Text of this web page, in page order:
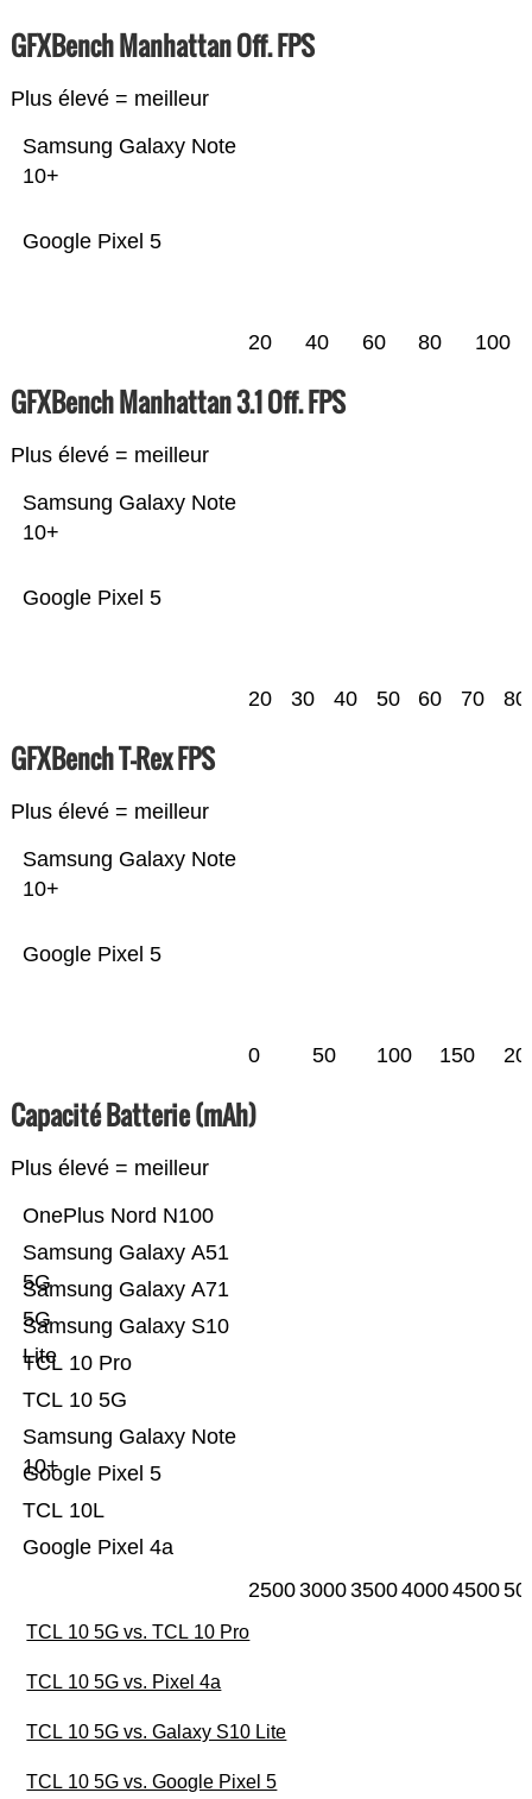
GFXBench Manhattan Off. FPS
Plus élevé = meilleur
Google Pixel 5
Samsung Galaxy Note
10+
20 40 60 80 100
GFXBench Manhattan 3.1 Off. FPS
Plus élevé = meilleur
Google Pixel 5
Samsung Galaxy Note
10+
20 30 40 50 60 70 80
GFXBench T-Rex FPS
Plus élevé = meilleur
Google Pixel 5
Samsung Galaxy Note
10+
0 50 100 150
Capacité Batterie (mAh)
Plus élevé = meilleur
Google Pixel 4a
TCL 10L
Google Pixel 5
Samsung Galaxy Note
10+
TCL 10 5G
TCL 10 Pro
Samsung Galaxy S10
Lite
Samsung Galaxy A71
5G
Samsung Galaxy A51
5G
OnePlus Nord N100
25003000350040004500
TCL 10 5G vs. TCL 10 Pro
TCL 10 5G vs. Pixel 4a
TCL 10 5G vs. Galaxy S10 Lite
TCL 10 5G vs. Google Pixel 5